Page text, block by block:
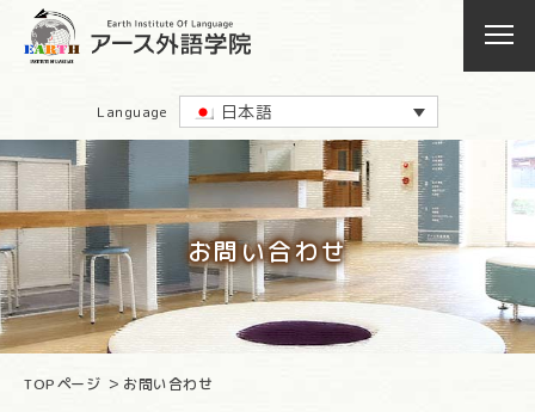
Language 日本語
お問い合わせ
TOPページ お問い合わせ